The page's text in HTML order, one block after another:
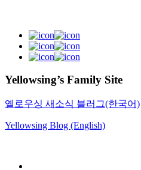
Yellowsing’s Family Site
옐로우싱 새소식 블러그(한국어)
Yellowsing Blog (English)